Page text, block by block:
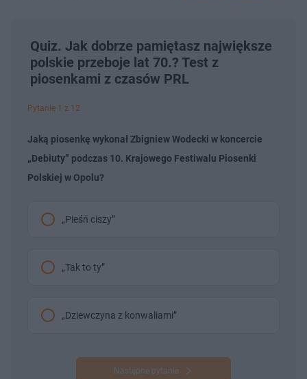
Quiz. Jak dobrze pamiętasz największe
polskie przeboje lat 70.? Test z
piosenkami z czasów PRL
Pytanie 1 z 12
Jaką piosenkę wykonał Zbigniew Wodecki w koncercie
„Debiuty” podczas 10. Krajowego Festiwalu Piosenki
Polskiej w Opolu?
„Pieśń ciszy”
„Tak to ty”
„Dziewczyna z konwaliami”
Następne pytanie